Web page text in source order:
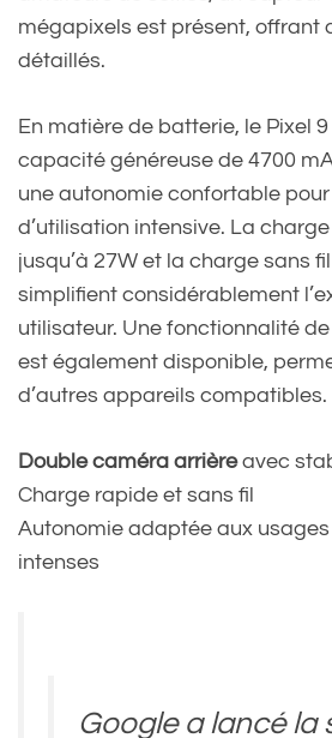
mégapixels est présent, offrant
détaillés.
En matière de batterie, le Pixel
capacité généreuse de 4700
une autonomie confortable
d’utilisation intensive. La
jusqu’à 27W et la charge sans
simplifient considérablement
utilisateur. Une fonctionnalité
est également disponible,
d’autres appareils compatibles.
Double caméra arrièreavec
Charge rapide et sans fil
Autonomie adaptée aux
intenses
Google a lancé la